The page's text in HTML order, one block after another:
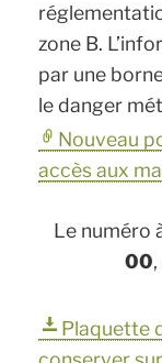
zone B.
par une
le danger
Nouveau
accès aux
Le numéro
00
Plaquette